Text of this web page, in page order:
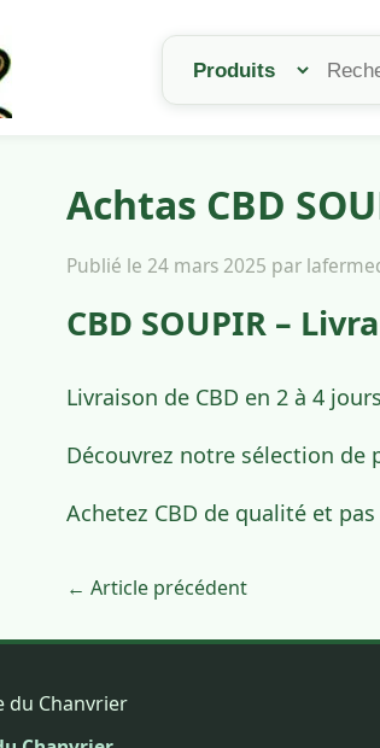
Achtas CBD
Publié le 24 mars 2025 par
CBD SOUPIR –
Livraison de CBD en 2 à 4
Découvrez notre sélection de
Achetez CBD de qualité et pas
← Article précédent